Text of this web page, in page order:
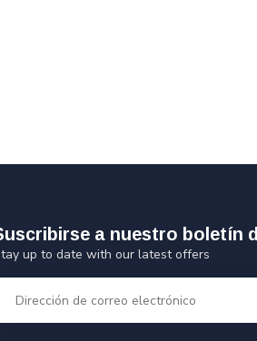
a nuestro boletín
up to date with our latest offers